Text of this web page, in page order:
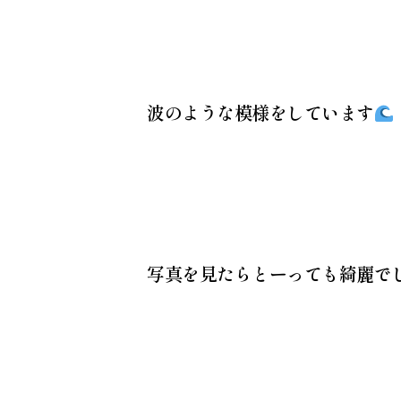
波のような模様をしています
写真を見たらとーっても綺麗で